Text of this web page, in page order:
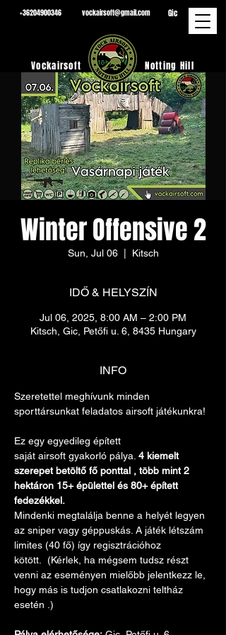
+36204900346 vockairsoft@gmail.com Gic
Vockairsoft Notting Hill
Winter Offensive 2
Sun, Jul 06
  |
Kitsch
IDŐ & HELYSZÍN
Jul 06, 2025, 8:00 AM – 2:00 PM
Kitsch, Gic, Petőfi u. 6, 8435 Hungary
INFO
Szeretettel meghívunk minden
sporttársunkat feladatos airsoft játékunkra!
Ez egy egyedileg épített
saját airsoft gyakorló pálya. 4 kiemelt
szerepet betöltő fő ponttal , több mint 2
hektáron 15+ épülettel és 80+ épített
fedezékkel.
Mindenki megtalálja benne a helyét legyen
az sniper vagy géppuskás. A játék létszám
limites (40 fő) így regisztrációhoz
kötött.  (Kérlek, ha mégsem tudsz részt
venni az eseményen mielőbb jelentkezz le,
hogy más is tudjon csatlakozni teltház
esetén .)